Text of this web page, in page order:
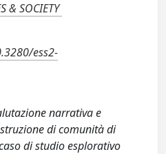
& SOCIETY
ess2-
narrativa e
di comunità di
di studio esplorativo